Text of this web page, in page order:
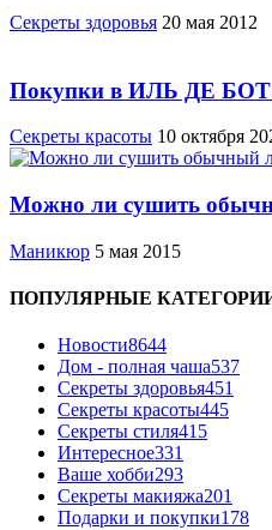
Cекреты здоровья 20 мая 2012
Покупки в ИЛЬ ДЕ
Секреты красоты 10 октября
Можно ли сушить
Маникюр 5 мая 2015
ПОПУЛЯРНЫЕ
Новости8644
Дом - полная чаша537
Cекреты здоровья451
Секреты красоты445
Секреты стиля415
Интересное331
Ваше хобби293
Секреты макияжа201
Подарки и покупки178